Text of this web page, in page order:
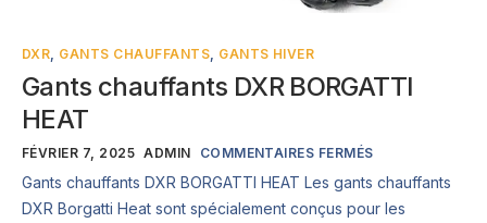
DXR GANTS CHAUFFANTS GANTS HIVER
Gants chauffants DXR BORGATTI
HEAT
FÉVRIER 7, 2025 ADMIN COMMENTAIRES FERMÉS
Gants chauffants DXR BORGATTI HEAT Les gants chauffants
DXR Borgatti Heat sont spécialement conçus pour les